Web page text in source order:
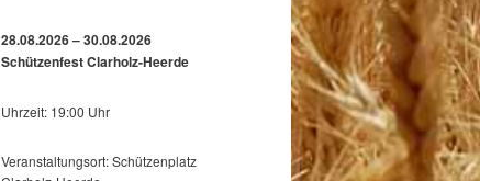
28.08.2026 – 30.08.2026
Schützenfest Clarholz-Heerde
Uhrzeit: 19:00 Uhr
Veranstaltungsort: Schützenplatz